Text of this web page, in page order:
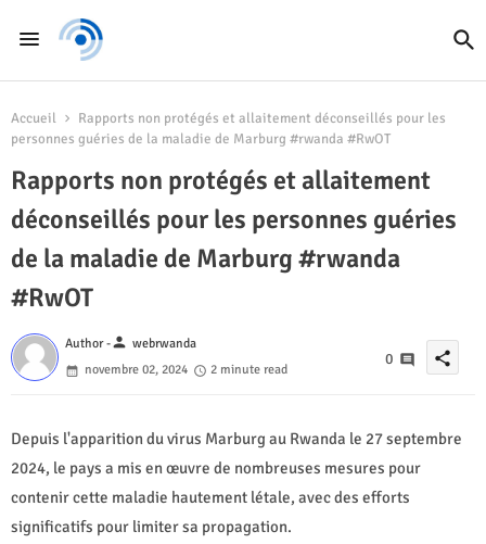
Accueil
Rapports non protégés et allaitement déconseillés pour les
personnes guéries de la maladie de Marburg #rwanda #RwOT
Rapports non protégés et allaitement
déconseillés pour les personnes guéries
de la maladie de Marburg #rwanda
#RwOT
Author -person webrwanda
novembre 02, 2024
2 minute read
0 share
Depuis l'apparition du virus Marburg au Rwanda le 27 septembre
2024, le pays a mis en œuvre de nombreuses mesures pour
contenir cette maladie hautement létale, avec des efforts
significatifs pour limiter sa propagation.